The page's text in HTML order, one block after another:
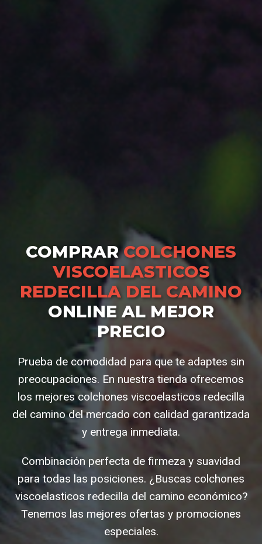
COMPRARCOLCHONES
VISCOELASTICOS
REDECILLA DEL CAMINO
ONLINE AL MEJOR
PRECIO
Prueba de comodidad para que te adaptes sin
preocupaciones. En nuestra tienda ofrecemos
los mejores colchones viscoelasticos redecilla
del camino del mercado con calidad garantizada
y entrega inmediata.
Combinación perfecta de firmeza y suavidad
para todas las posiciones. ¿Buscas colchones
viscoelasticos redecilla del camino económico?
Tenemos las mejores ofertas y promociones
especiales.